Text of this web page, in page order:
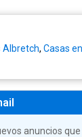
Albretch, Casas
anuncios